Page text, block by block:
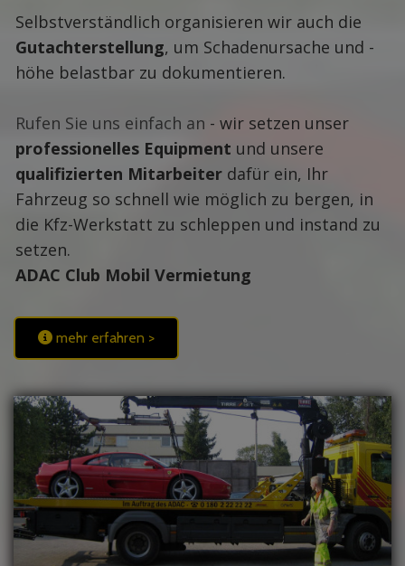
Selbstverständlich organisieren wir auch die
Gutachterstellung, um Schadenursache und -
höhe belastbar zu dokumentieren.
Rufen Sie uns einfach an - wir setzen unser
professionelles Equipment und unsere
qualifizierten Mitarbeiter dafür ein, Ihr
Fahrzeug so schnell wie möglich zu bergen, in
die Kfz-Werkstatt zu schleppen und instand zu
setzen.
ADAC Club Mobil Vermietung
mehr erfahren >